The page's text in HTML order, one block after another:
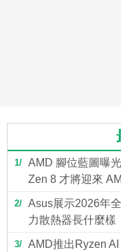
1
AMD 腳位藍圖曝
Zen 8 才將迎來
2
Asus展示2026年
力散熱器長什麼樣
3
AMD推出Ryzen